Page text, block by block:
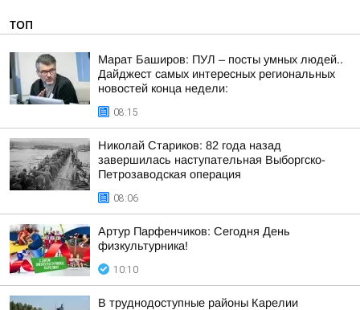
ТОП
Марат Баширов: ПУЛ – посты умных людей..
Дайджест самых интересных региональных
новостей конца недели:
08:15
Николай Стариков: 82 года назад
завершилась наступательная Выборгско-
Петрозаводская операция
08:06
Артур Парфенчиков: Сегодня День
физкультурника!
10:10
В труднодоступные районы Карелии